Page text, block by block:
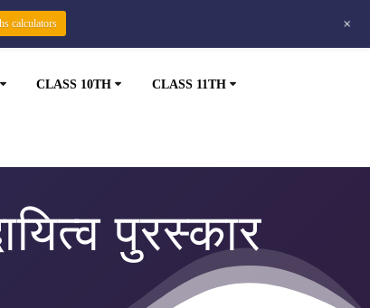
CLASS 10TH CLASS 11TH
पुरस्कार
calculators +